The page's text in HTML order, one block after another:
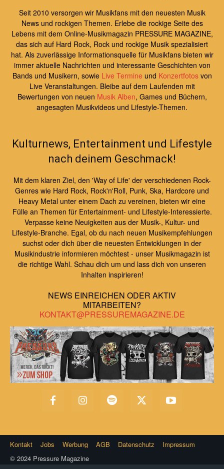
Seit 2010 versorgen wir Musikfans mit den neuesten Musik
News und rockigen Themen. Erlebe die rockige Seite des
Lebens mit dem Online-Musikmagazin PRESSURE MAGAZINE,
das sich auf Hard Rock, Rock und rockige Musik spezialisiert
hat. Als zuverlässige Informationsquelle für Musikfans bieten wir
immer aktuelle Nachrichten und interessante Geschichten von
Bands und Musikern, sowie Live Termine und Konzertfotosvon
Live Veranstaltungen. Bleibe auf dem Laufenden mit
Bewertungen von neuen Musik Alben, Games und Büchern,
angesagten Musikvideos und Lifestyle-Themen.
Kulturnews, Entertainment und Lifestyle
nach deinem Geschmack!
Mit dem klaren Ziel, den 'Way of Life' der verschiedenen Rock-
Genres wie Hard Rock, Rock'n'Roll, Punk, Ska, Hardcore und
Heavy Metal unter einem Dach zu vereinen, bieten wir eine
Fülle an Themen für Entertainment- und Lifestyle-Interessierte.
Verpasse keine Neuigkeiten aus der Musik-, Kultur- und
Lifestyle-Branche. Egal, ob du nach neuen Musikempfehlungen
suchst oder dich über die neuesten Entwicklungen in der
Musikindustrie informieren möchtest - unser Musikmagazin ist
die richtige Wahl. Schau dich um und lass dich von unseren
Inhalten inspirieren!
NEWS EINREICHEN ODER AKTIV
MITARBEITEN?
KONTAKT@PRESSUREMAGAZINE.DE
Kontakt Jobs Werbung AGB Datenschutz
Impressum
© 2024 Pressure Magazine